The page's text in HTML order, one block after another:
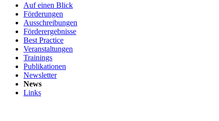
Auf einen Blick
Förderungen
Ausschreibungen
Förderergebnisse
Best Practice
Veranstaltungen
Trainings
Publikationen
Newsletter
News
Links